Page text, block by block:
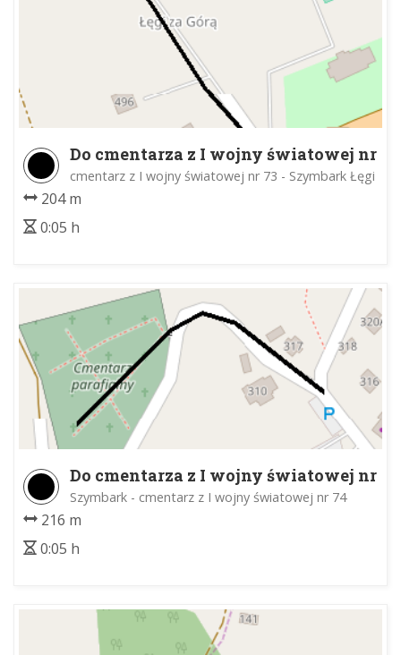
Do cmentarza z I wojny światowej nr
73
cmentarz z I wojny światowej nr 73 - Szymbark Łęgi
204 m
0:05 h
Do cmentarza z I wojny światowej nr
74
Szymbark - cmentarz z I wojny światowej nr 74
216 m
0:05 h